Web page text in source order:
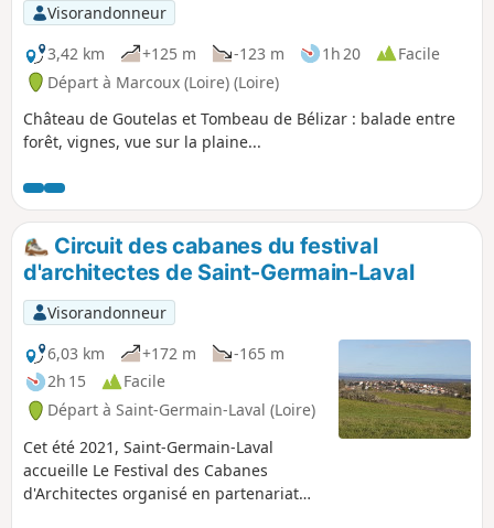
Visorandonneur
3,42 km
+125 m -123 m 1h 20
Facile
Départ à Marcoux (Loire) (Loire)
Château de Goutelas et Tombeau de Bélizar : balade entre
forêt, vignes, vue sur la plaine...
Circuit des cabanes du festival
d'architectes de Saint-Germain-Laval
Visorandonneur
6,03 km
+172 m
-165 m
2h 15
Facile
Départ à Saint-Germain-Laval (Loire)
Cet été 2021, Saint-Germain-Laval
accueille Le Festival des Cabanes
d'Architectes organisé en partenariat